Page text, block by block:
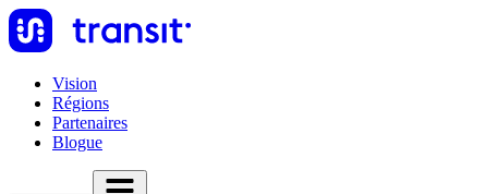
Vision
Régions
Partenaires
Blogue